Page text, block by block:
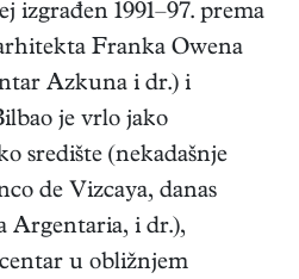
izgrađen 1991–97. prema
Franka Owena
Azkuna i dr.) i
je vrlo jako
središte (nekadašnje
de Vizcaya, danas
Argentaria, i dr.),
u obližnjem